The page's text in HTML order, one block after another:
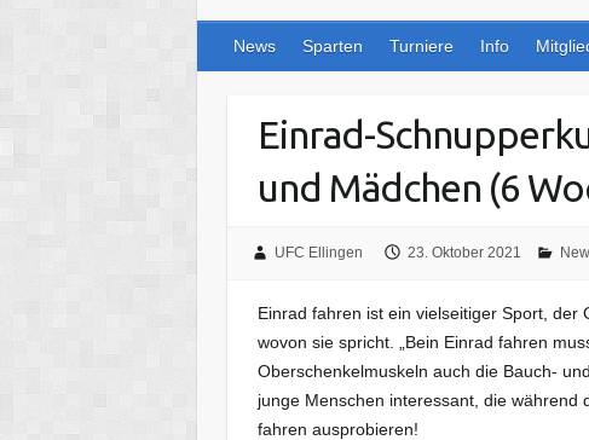
News Sparten Turniere Info
Einrad-
und Mädchen (6
UFC Ellingen 23. Oktober 2021
Einrad fahren ist ein vielseitiger Sport, der
wovon sie spricht. „Bein Einrad fahren
Oberschenkelmuskeln auch die Bauch-
junge Menschen interessant, die während
fahren ausprobieren!